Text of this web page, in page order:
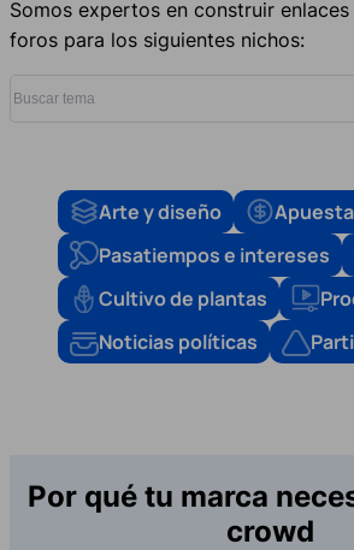
Somos expertos en construir
foros para los siguientes nichos:
Arte y diseño Apuesta
Pasatiempos e intereses
Cultivo de plantas
Noticias políticas
Por qué tu marca
crowd